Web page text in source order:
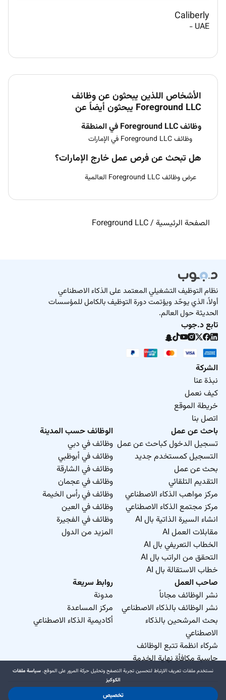
Caliberly
UAE
-
الأشخاص اللذين يبحثون عن وظائف
Foreground LLC يبحثون أيضاً عن
وظائف Foreground LLC في المنطقة
وظائف Foreground LLC في الإمارات
هل تبحث عن فرص عمل خارج الإمارات؟
عرض وظائف Foreground LLC العالمية
الصفحة الرئيسية /
Foreground LLC
نظام التوظيف التشغيلي المعتمد على الذكاء الاصطناعي
أولاً، الذي يوحّد ويؤتمت دورة التوظيف بالكامل للمؤسسات
الحديثة حول العالم.
تابع د.جوب
الشركة
نبذة عنا
كيف نعمل
خريطة الموقع
اتصل بنا
باحث عن عمل
تسجيل الدخول كباحث عن عمل
التسجيل كمستخدم جديد
بحث عن عمل
التقديم التلقائي
مركز مواهب الذكاء الاصطناعي
مركز مجتمع الذكاء الاصطناعي
انشاء السيرة الذاتية بال AI
مقابلات العمل AI
الخطاب التعريفي بال AI
التحقق من الراتب بال AI
خطاب الاستقالة بال AI
الوظائف حسب المدينة
وظائف في دبي
وظائف في أبوظبي
وظائف في الشارقة
وظائف في عجمان
وظائف في رأس الخيمة
وظائف في العين
وظائف في الفجيرة
المزيد من الدول
صاحب العمل
نشر الوظائف مجاناً
نشر الوظائف بالذكاء الاصطناعي
بحث المرشحين بالذكاء
الاصطناعي
شركاء انظمة تتبع الوظائف
حاسبة مكافأة نهاية الخدمة
روابط سريعة
مدونة
مركز المساعدة
أكاديمية الذكاء الاصطناعي
نستخدم ملفات تعريف الارتباط لتحسين تجربة التصفح وتحليل حركة المرور على الموقع. سياسة ملفات
الكوكيز
تخصيص